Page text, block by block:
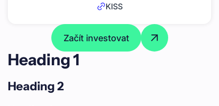
KISS
Začít investovat
Heading 1
Heading 2